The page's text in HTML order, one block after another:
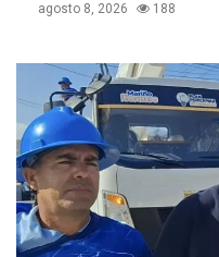
agosto 8, 2026 188